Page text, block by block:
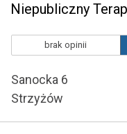
brak opinii
Sanocka 6
Strzyżów